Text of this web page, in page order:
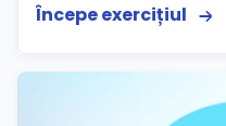
Începe exercițiul